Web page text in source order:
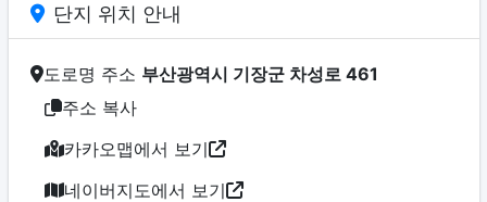
단지 위치 안내
도로명 주소 부산광역시 기장군 차성로 461
주소 복사
카카오맵에서 보기
네이버지도에서 보기